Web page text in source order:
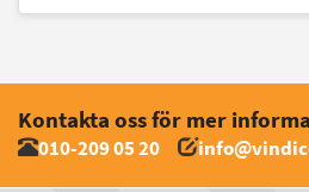
Kontakta oss för mer
010-209 05 20